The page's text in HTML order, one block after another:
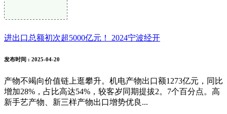
进出口总额初次超5000亿元！ 2024宁波经开
发布时间 : 2025-04-20
产物不竭向价值链上逛攀升。机电产物出口额1273亿元，同比
增加28%，占比高达54%，较客岁同期提拔2。7个百分点。高
新手艺产物、新三样产物出口增势优良...